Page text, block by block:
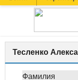
Тесленко
Фамилия